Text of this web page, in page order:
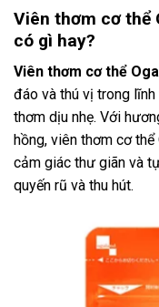
Viên thơm cơ thể
có gì hay?
Viên thơm cơ thể
đáo và thú vị trong
thơm dịu nhẹ. Với
hồng, viên thơm cơ
cảm giác thư giãn và
quyến rũ và thu hút.